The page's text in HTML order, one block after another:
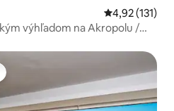
Priemerné
4,92 (131)
výhľadom na Akropolu /